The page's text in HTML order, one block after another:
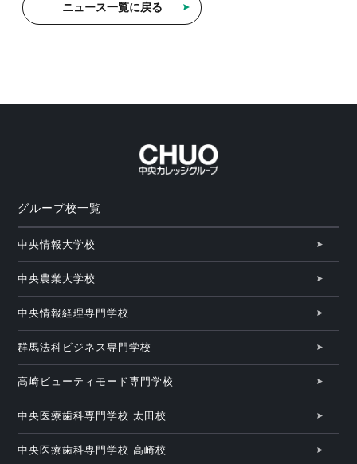
ニュース一覧に戻る
グループ校一覧
中央情報大学校
中央農業大学校
中央情報経理専門学校
群馬法科ビジネス専門学校
高崎ビューティモード専門学校
中央医療歯科専門学校 太田校
中央医療歯科専門学校 高崎校